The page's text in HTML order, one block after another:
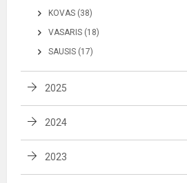
KOVAS (38)
VASARIS (18)
SAUSIS (17)
2025
2024
2023